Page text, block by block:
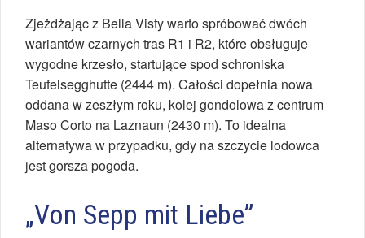
Zjeżdżając z Bella Visty warto spróbować dwóch
wariantów czarnych tras R1 i R2, które obsługuje
wygodne krzesło, startujące spod schroniska
Teufelsegghutte (2444 m). Całości dopełnia nowa
oddana w zeszłym roku, kolej gondolowa z centrum
Maso Corto na Laznaun (2430 m). To idealna
alternatywa w przypadku, gdy na szczycie lodowca
jest gorsza pogoda.
„Von Sepp mit Liebe”